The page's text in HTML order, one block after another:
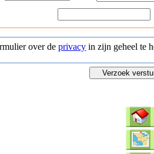
over deprivacy in zijn geheel te